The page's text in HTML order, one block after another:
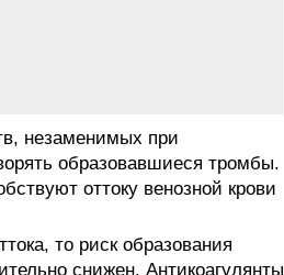
незаменимых при
образовавшиеся тромбы.
оттоку венозной крови
то риск образования
снижен. Антикоагулянты